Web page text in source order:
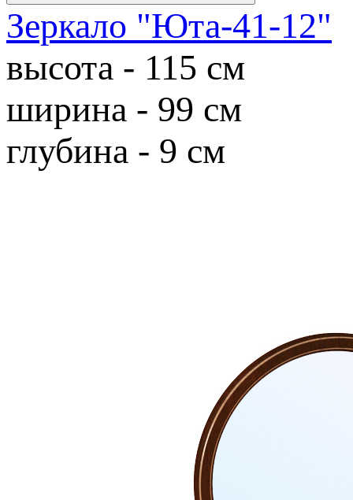
Зеркало "Юта-41-12"
высота - 115 см
ширина - 99 см
глубина - 9 см